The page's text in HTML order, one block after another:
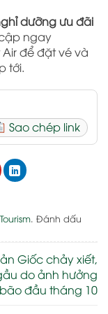
dưỡng ưu đãi
ngay
để đặt vé và
tới.
Sao chép link
. Đánh dấu
Giốc chảy xiết,
do ảnh hưởng
đầu tháng 10